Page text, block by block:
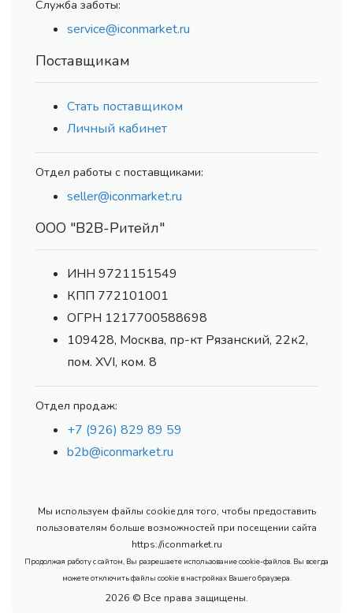
Служба заботы:
service@iconmarket.ru
Поставщикам
Стать поставщиком
Личный кабинет
Отдел работы с поставщиками:
seller@iconmarket.ru
ООО "В2В-Ритейл"
ИНН 9721151549
КПП 772101001
ОГРН 1217700588698
109428, Москва, пр-кт Рязанский, 22к2,
пом. XVI, ком. 8
Отдел продаж:
+7 (926) 829 89 59
b2b@iconmarket.ru
Мы используем файлы cookie для того, чтобы предоставить
пользователям больше возможностей при посещении сайта
https://iconmarket.ru
Продолжая работу с сайтом, Вы разрешаете использование cookie-файлов. Вы всегда
можете отключить файлы cookie в настройках Вашего браузера.
2026 © Все права защищены.